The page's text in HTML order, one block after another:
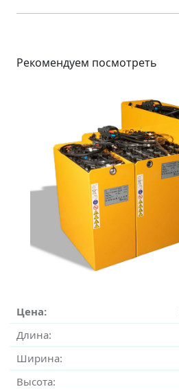
Рекомендуем посмотреть
Цена:
Длина:
Ширина:
Высота: